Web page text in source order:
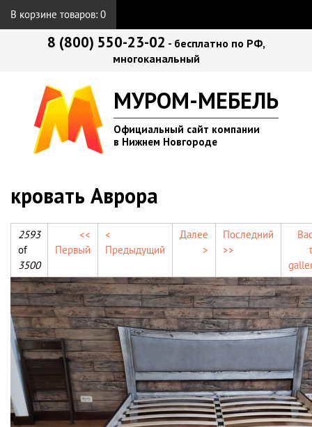
В корзине товаров: 0
8 (800) 550-23-02 - бесплатно по РФ,
многоканальный
МУРОМ-МЕБЕЛЬ
Официальный сайт компании
в Нижнем Новгороде
кровать Аврора
2593
of
3500
<<
Первый
<
Предыдущий
Далее
>
Последний
>>